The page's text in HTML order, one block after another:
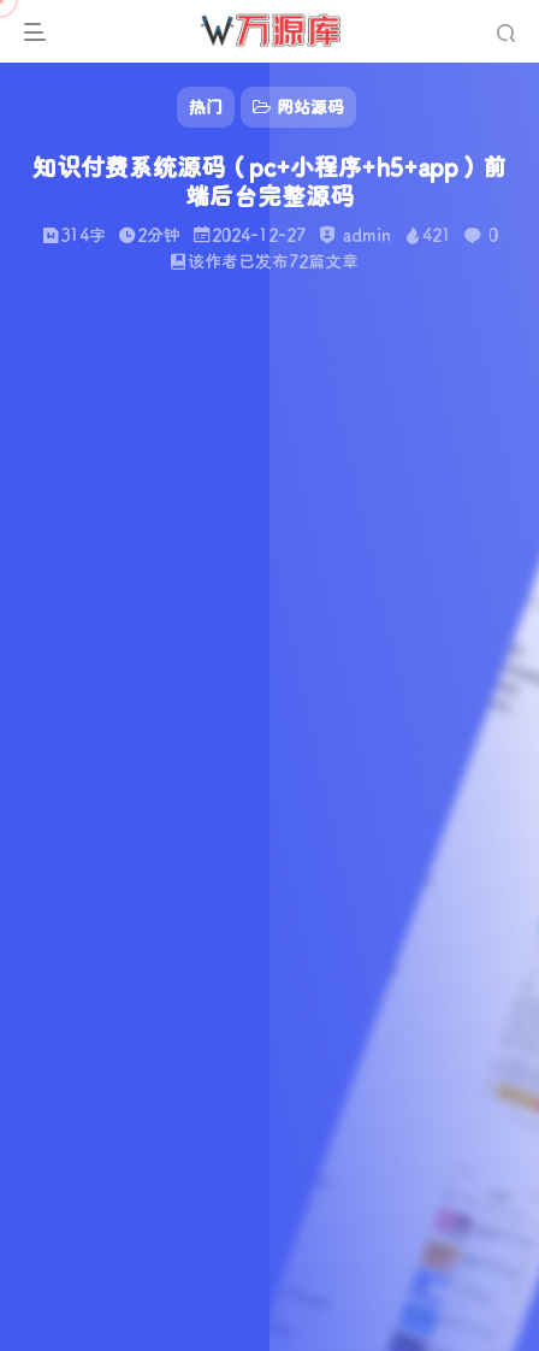
热门 网站源码
知识付费系统源码（pc+小程序+h5+app）前
端后台完整源码
314字 2分钟 2024-12-27 admin 421
0
该作者已发布72篇文章